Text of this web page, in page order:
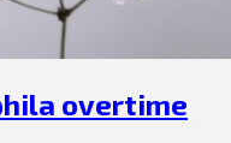
overtime